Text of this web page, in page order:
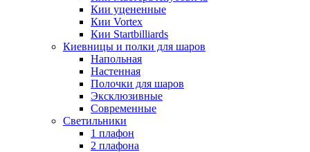
Кии уцененные
Кии Vortex
Кии Startbilliards
Киевницы и полки для шаров
Напольная
Настенная
Полочки для шаров
Эксклюзивные
Современные
Светильники
1 плафон
2 плафона